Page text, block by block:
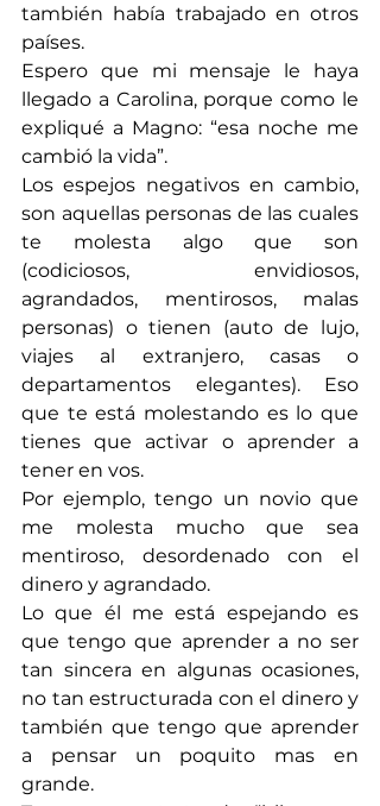
también había trabajado en otros
países.
Espero que mi mensaje le haya
llegado a Carolina, porque como le
expliqué a Magno: “esa noche me
cambió la vida”.
Los espejos negativos en cambio,
son aquellas personas de las cuales
te molesta algo que son
(codiciosos, envidiosos,
agrandados, mentirosos, malas
personas) o tienen (auto de lujo,
viajes al extranjero, casas o
departamentos elegantes). Eso
que te está molestando es lo que
tienes que activar o aprender a
tener en vos.
Por ejemplo, tengo un novio que
me molesta mucho que sea
mentiroso, desordenado con el
dinero y agrandado.
Lo que él me está espejando es
que tengo que aprender a no ser
tan sincera en algunas ocasiones,
no tan estructurada con el dinero y
también que tengo que aprender
a pensar un poquito mas en
grande.